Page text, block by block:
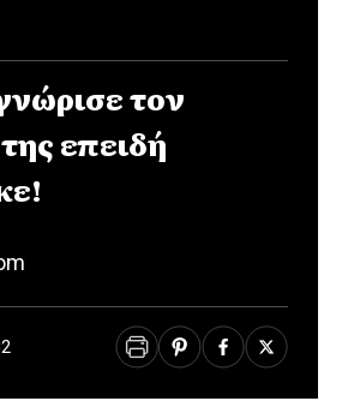
τον
επειδή